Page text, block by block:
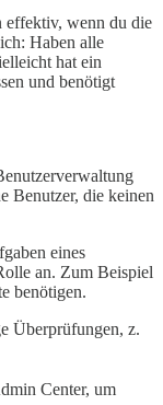
effektiv, wenn du die
Haben alle
hat ein
und benötigt
Benutzer, die keinen
eines
an. Zum Beispiel
benötigen.
Überprüfungen, z.
Center, um